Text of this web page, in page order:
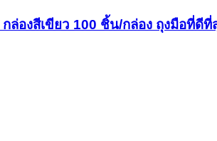
ล่องสีเขียว 100 ชิ้น/กล่อง ถุงมือที่ดีที่